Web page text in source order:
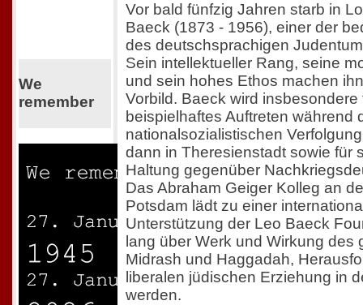
We
remember
Vor bald fünfzig Jahren starb in
Baeck (1873 - 1956), einer der
des deutschsprachigen
Sein intellektueller Rang, seine
und sein hohes Ethos machen
Vorbild. Baeck wird insbesondere
beispielhaftes Auftreten während
nationalsozialistischen
dann in Theresienstadt sowie für
Haltung gegenüber
Das Abraham Geiger Kolleg an
Potsdam lädt zu einer
Unterstützung der Leo Baeck
lang über Werk und Wirkung des
Midrash und Haggadah,
liberalen jüdischen Erziehung in
werden.